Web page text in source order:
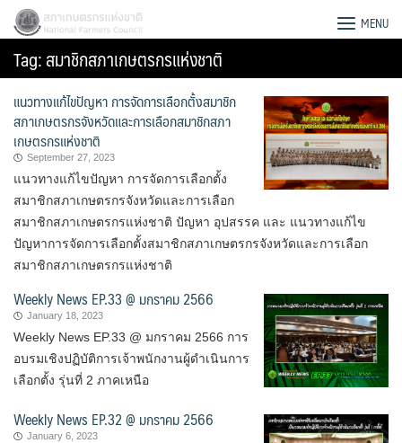
Skip
content
Search
for:
สภาเกษตรกรแห่งชาติ MENU
Tag:สมาชิกสภาเกษตรกรแห่งชาติ
แนวทางแก้ไขปัญหา การจัดการเลือกตั้งสมาชิก
สภาเกษตรกรจังหวัดและการเลือกสมาชิกสภา
เกษตรกรแห่งชาติ
September 27, 2023
แนวทางแก้ไขปัญหา การจัดการเลือกตั้ง
สมาชิกสภาเกษตรกรจังหวัดและการเลือก
สมาชิกสภาเกษตรกรแห่งชาติ ปัญหา อุปสรรค และ แนวทางแก้ไข
ปัญหาการจัดการเลือกตั้งสมาชิกสภาเกษตรกรจังหวัดและการเลือก
สมาชิกสภาเกษตรกรแห่งชาติ
Weekly News EP.33 @ มกราคม 2566
January 18, 2023
Weekly News EP.33 @ มกราคม 2566 การ
อบรมเชิงปฏิบัติการเจ้าพนักงานผู้ดำเนินการ
เลือกตั้ง รุ่นที่ 2 ภาคเหนือ
Weekly News EP.32 @ มกราคม 2566
January 6, 2023